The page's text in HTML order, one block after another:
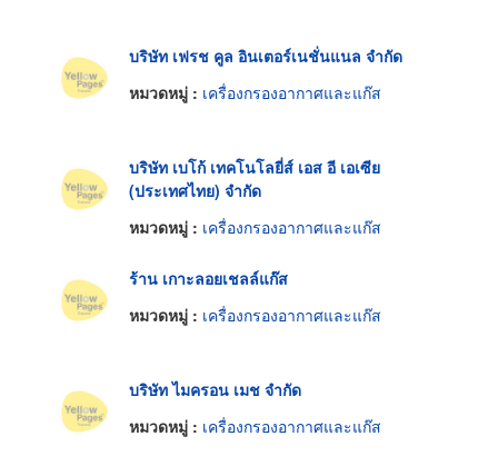
บริษัท เฟรช คูล อินเตอร์เนชั่นแนล จำกัด
หมวดหมู่ : เครื่องกรองอากาศและแก๊ส
บริษัท เบโก้ เทคโนโลยี่ส์ เอส อี เอเซีย
(ประเทศไทย) จำกัด
หมวดหมู่ : เครื่องกรองอากาศและแก๊ส
ร้าน เกาะลอยเชลล์แก๊ส
หมวดหมู่ : เครื่องกรองอากาศและแก๊ส
บริษัท ไมครอน เมช จำกัด
หมวดหมู่ : เครื่องกรองอากาศและแก๊ส